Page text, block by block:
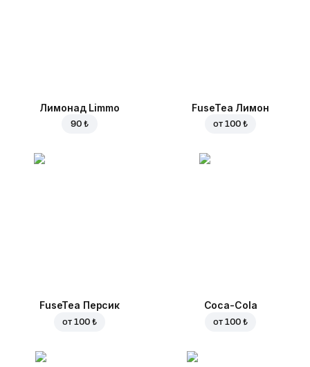
Лимонад Limmo
90 ₺
FuseTea Лимон
от 100 ₺
FuseTea Персик
от 100 ₺
Coca-Cola
от 100 ₺